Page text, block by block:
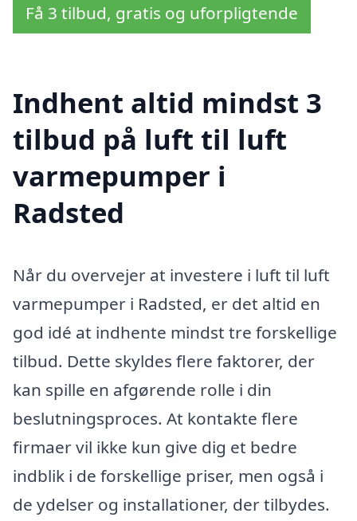
Få 3 tilbud, gratis og uforpligtende
Indhent altid mindst 3
tilbud på luft til luft
varmepumper i
Radsted
Når du overvejer at investere i luft til luft
varmepumper i Radsted, er det altid en
god idé at indhente mindst tre forskellige
tilbud. Dette skyldes flere faktorer, der
kan spille en afgørende rolle i din
beslutningsproces. At kontakte flere
firmaer vil ikke kun give dig et bedre
indblik i de forskellige priser, men også i
de ydelser og installationer, der tilbydes.